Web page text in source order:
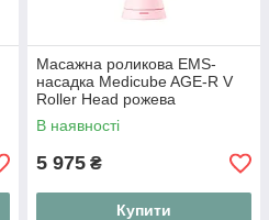
Масажна роликова EMS-
насадка Medicube AGE-R V
Roller Head рожева
В наявності
5 975 ₴
Купити